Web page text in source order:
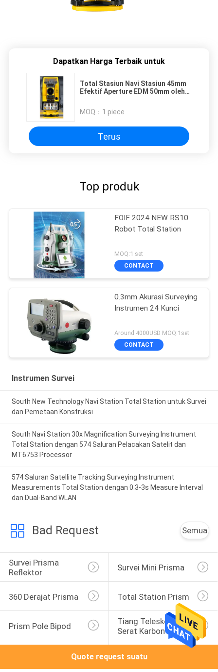
Dapatkan Harga Terbaik untuk
Total Stasiun Navi Stasiun 45mm
Efektif Aperture EDM 50mm oleh
Pengaturan Keakuratan untuk
Standar
MOQ： 1 piece
Terus
Top produk
FOIF 2024 NEW RS10
Robot Total Station
MOQ:1 set
CONTACT
0.3mm Akurasi Surveying
Instrumen 24 Kunci
Around 4000USD MOQ:1set
CONTACT
Instrumen Survei
South New Technology Navi Station Total Station untuk Survei
dan Pemetaan Konstruksi
South Navi Station 30x Magnification Surveying Instrument
Total Station dengan 574 Saluran Pelacakan Satelit dan
MT6753 Processor
574 Saluran Satellite Tracking Surveying Instrument
Measurements Total Station dengan 0.3-3s Measure Interval
dan Dual-Band WLAN
Bad Request Semua
Survei Prisma
Reflektor
Survei Mini Prisma
360 Derajat Prisma Total Station Prism
Prism Pole Bipod
Tiang Teleskopik
Serat Karbon
Adaptor Tribrach
Quote request suatu